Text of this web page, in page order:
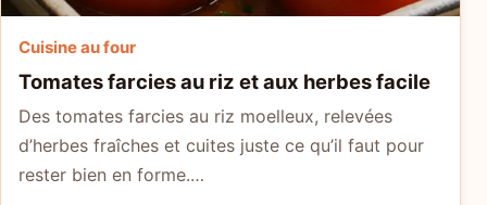
Cuisine au four
Tomates farcies au riz et aux herbes facile
Des tomates farcies au riz moelleux, relevées
d’herbes fraîches et cuites juste ce qu’il faut pour
rester bien en forme.…